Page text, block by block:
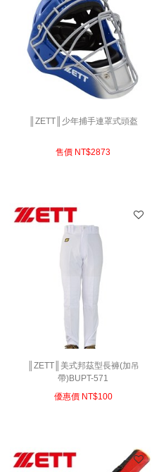
║ZETT║少年捕手連罩式頭盔
售價 NT$2873
║ZETT║美式邦茲型長褲(加吊
帶)BUPT-571
優惠價 NT$100